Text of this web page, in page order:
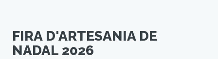
FIRA D'ARTESANIA DE
NADAL 2026